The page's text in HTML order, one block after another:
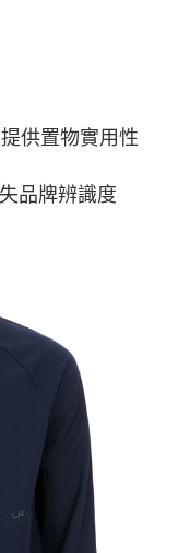
供置物實用性
品牌辨識度